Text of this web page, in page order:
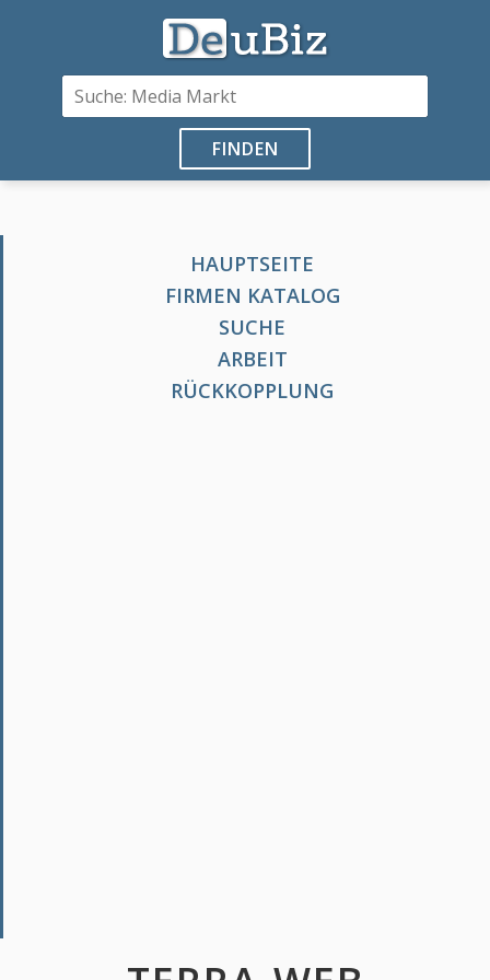
FINDEN
HAUPTSEITE
FIRMEN KATALOG
SUCHE
ARBEIT
RÜCKKOPPLUNG